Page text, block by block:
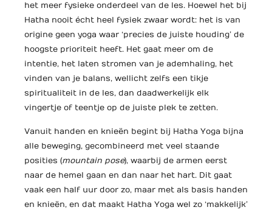
het meer fysieke onderdeel van de les. Hoewel het bij
Hatha nooit écht heel fysiek zwaar wordt: het is van
origine geen yoga waar ‘precies de juiste houding’ de
hoogste prioriteit heeft. Het gaat meer om de
intentie, het laten stromen van je ademhaling, het
vinden van je balans, wellicht zelfs een tikje
spiritualiteit in de les, dan daadwerkelijk elk
vingertje of teentje op de juiste plek te zetten.
Vanuit handen en knieën begint bij Hatha Yoga bijna
alle beweging, gecombineerd met veel staande
posities (mountain pose), waarbij de armen eerst
naar de hemel gaan en dan naar het hart. Dit gaat
vaak een half uur door zo, maar met als basis handen
en knieën, en dat maakt Hatha Yoga wel zo ‘makkelijk’